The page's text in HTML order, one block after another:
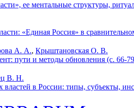
ее ментальные структуры,
«Единая Россия» в
А. А., Крыштановская О. В.
пути и методы обновления (с. 66-
В. Н.
властей в России: типы, субъекты,